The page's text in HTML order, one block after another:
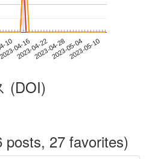
1004-16
2023-04-222023-04-282023-05-042023-05-10
(DOI)
posts, 27 favorites)